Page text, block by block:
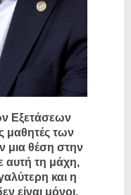
Εξετάσεων
μαθητές των
μια θέση στην
αυτή τη μάχη,
και η
είναι μόνοι.